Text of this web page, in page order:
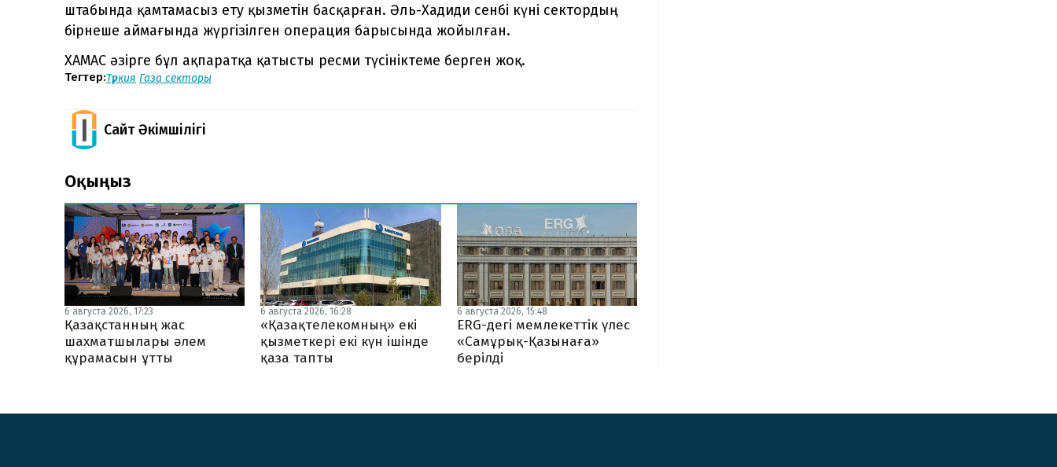
штабында қамтамасыз ету қызметін басқарған. Әль-Хадиди сенбі күні сектордың
бірнеше аймағында жүргізілген операция барысында жойылған.
ХАМАС әзірге бұл ақпаратқа қатысты ресми түсініктеме берген жоқ.
Тегтер:Түркия Газа секторы
Сайт Әкімшілігі
Оқыңыз
6 августа 2026, 17:23
Қазақстанның жас
шахматшылары әлем
құрамасын ұтты
6 августа 2026, 16:28
«Қазақтелекомның» екі
қызметкері екі күн ішінде
қаза тапты
6 августа 2026, 15:48
ERG-дегі мемлекеттік үлес
«Самұрық-Қазынаға»
берілді